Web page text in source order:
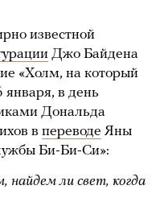
известной
Джо Байдена
«Холм, на который
в день
Дональда
в переводе Яны
Би-Би-Си»:
найдем ли свет, когда